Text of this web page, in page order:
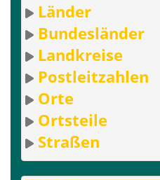
Länder
Bundesländer
Landkreise
Postleitzahlen
Orte
Ortsteile
Straßen